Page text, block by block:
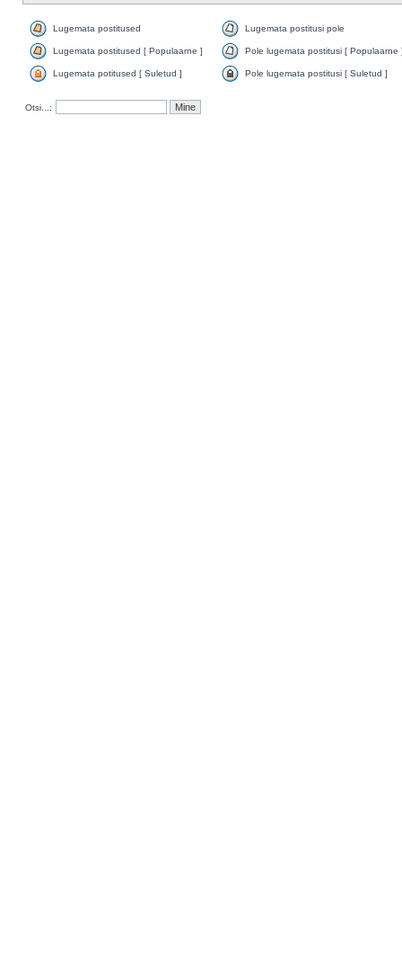
Lugemata postitused Lugemata postitusi pole
Lugemata postitused [ Populaarne ] Pole lugemata postitusi [ Populaarne
Lugemata potitused [ Suletud ] Pole lugemata postitusi [ Suletud ]
Otsi...: